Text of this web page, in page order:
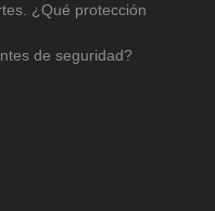
¿Qué protección
de seguridad?